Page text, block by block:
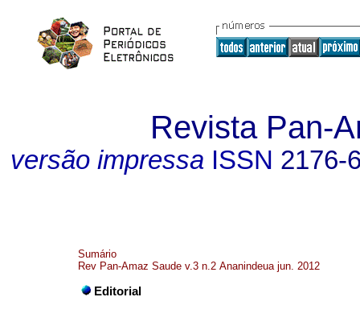
Revista Pan-
versão impressa ISSN 2176-
Sumário
Rev Pan-Amaz Saude v.3 n.2 Ananindeua jun. 2012
Editorial